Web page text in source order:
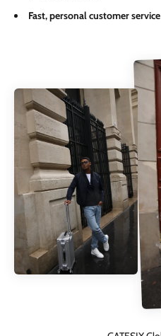
Fast, personal customer service